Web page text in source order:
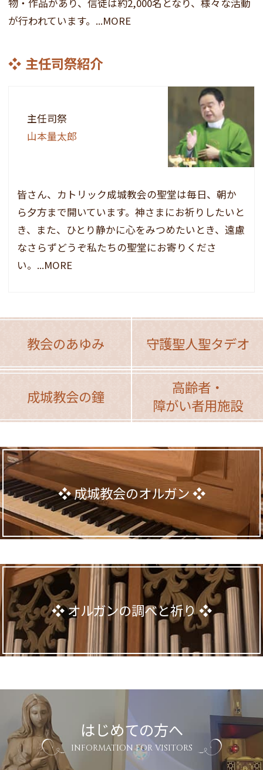
物・作品があり、信徒は約2,000名となり、様々な活動
が行われています。...MORE
主任司祭紹介
主任司祭
山本量太郎
皆さん、カトリック成城教会の聖堂は毎日、朝か
ら夕方まで開いています。神さまにお祈りしたいと
き、また、ひとり静かに心をみつめたいとき、遠慮
なさらずどうぞ私たちの聖堂にお寄りくださ
い。...MORE
教会のあゆみ 守護聖人聖タデオ
成城教会の鐘
高齢者・
障がい者用施設
成城教会のオルガン
オルガンの調べと祈り
はじめての方へ
INFORMATION FOR VISITORS